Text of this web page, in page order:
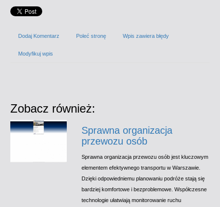
Dodaj Komentarz Poleć stronę Wpis zawiera błędy
Modyfikuj wpis
Zobacz również:
Sprawna organizacja
przewozu osób
Sprawna organizacja przewozu osób jest kluczowym
elementem efektywnego transportu w Warszawie.
Dzięki odpowiedniemu planowaniu podróże stają się
bardziej komfortowe i bezproblemowe. Współczesne
technologie ułatwiają monitorowanie ruchu